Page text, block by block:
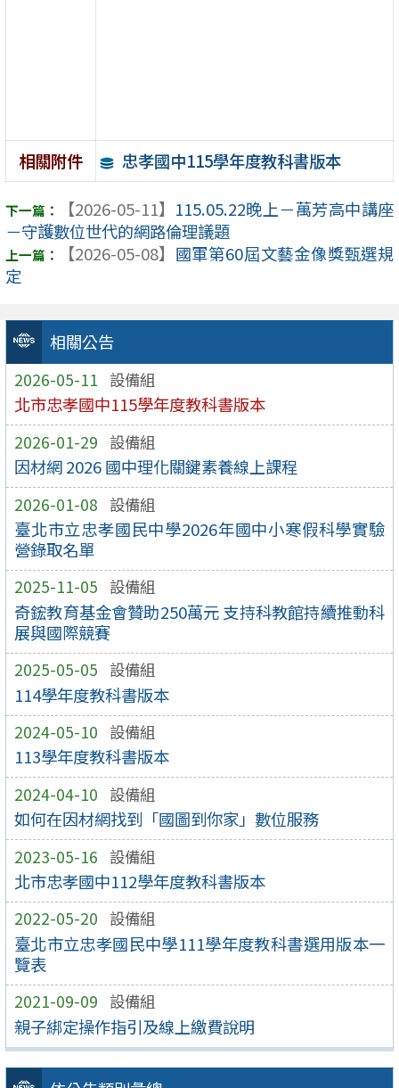
相關公告
2026-05-11 設備組
北市忠孝國中115學年度教科書版本
2026-01-29 設備組
因材網 2026 國中理化關鍵素養線上課程
2026-01-08 設備組
臺北市立忠孝國民中學2026年國中小寒假科學實驗
營錄取名單
2025-11-05 設備組
奇鋐教育基金會贊助250萬元 支持科教館持續推動科
展與國際競賽
2025-05-05 設備組
114學年度教科書版本
2024-05-10 設備組
113學年度教科書版本
2024-04-10 設備組
如何在因材網找到「國圖到你家」數位服務
2023-05-16 設備組
北市忠孝國中112學年度教科書版本
2022-05-20 設備組
臺北市立忠孝國民中學111學年度教科書選用版本一
覽表
2021-09-09 設備組
親子綁定操作指引及線上繳費說明
相關附件 忠孝國中115學年度教科書版本
【2026-05-11】 115.05.22晚上－萬芳高中講座
－守護數位世代的網路倫理議題
【2026-05-08】 國軍第60屆文藝金像獎甄選規
定